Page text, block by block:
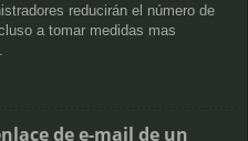
reducirán el número de
a tomar medidas mas
de e-mail de un